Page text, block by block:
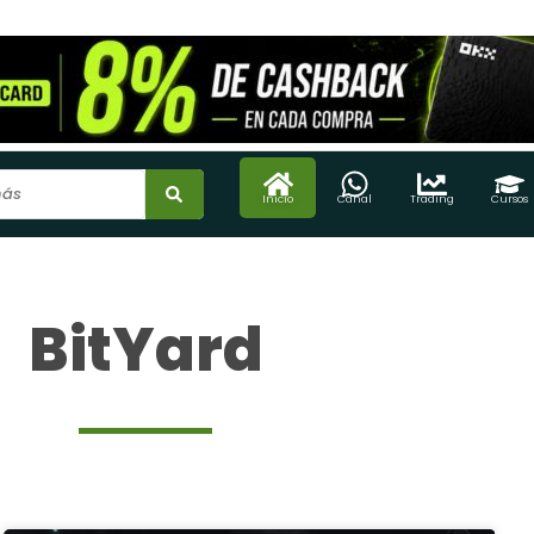
Inicio Canal Trading Cursos
BitYard